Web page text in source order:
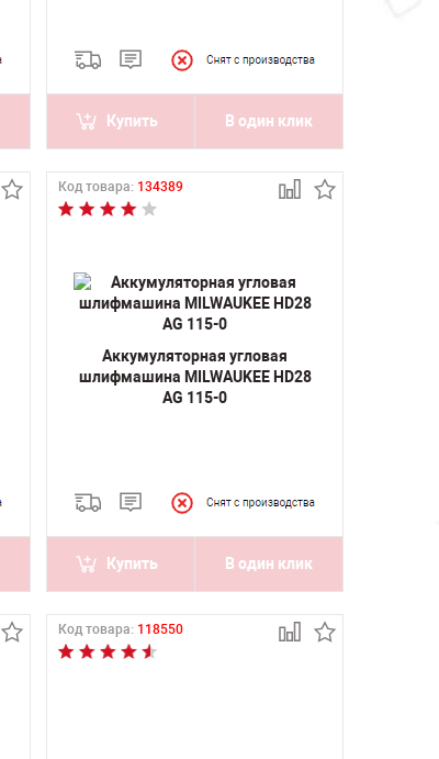
Купить В один клик
Код товара: 134389
Аккумуляторная угловая
шлифмашина MILWAUKEE HD28
AG 115-0
Купить В один клик
Код товара: 118550